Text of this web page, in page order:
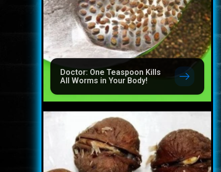
Doctor: One Teaspoon Kills
All Worms in Your Body!